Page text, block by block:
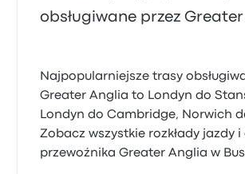
obsługiwane przez
Najpopularniejsze trasy
Greater Anglia to Londyn do
Londyn do Cambridge, Norwich
Zobacz wszystkie rozkłady jazdy i
przewoźnika Greater Anglia w